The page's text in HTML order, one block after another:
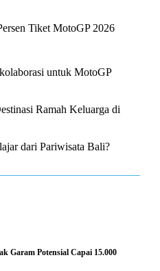
Tiket MotoGP 2026
untuk MotoGP
Ramah Keluarga di
dari Pariwisata Bali?
Garam Potensial Capai 15.000